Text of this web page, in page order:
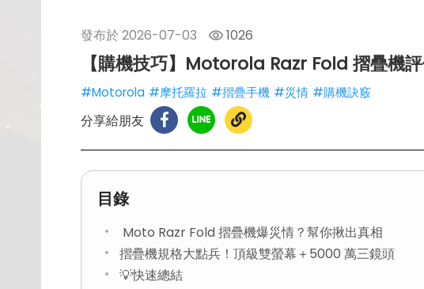
發布於 2026-07-03 1026
【購機技巧】Motorola Razr Fold 摺疊機
#Motorola #摩托羅拉 #摺疊手機 #災情 #購機訣竅
分享給朋友
目錄
Moto Razr Fold 摺疊機爆災情？幫你揪出真相
摺疊機規格大點兵！頂級雙螢幕＋5000 萬三鏡頭
💡快速總結